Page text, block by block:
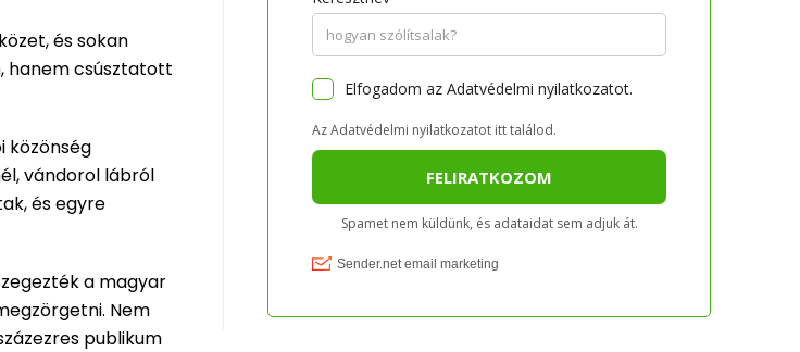
és sokan
hanem csúsztatott
közönség
vándorol lábról
és egyre
a magyar
Nem
publikum